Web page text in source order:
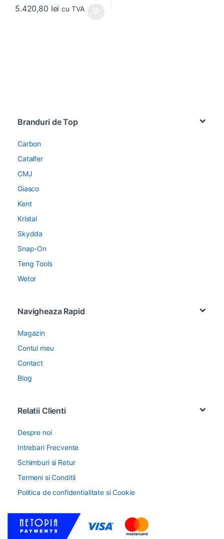
5.420,80 lei cu TVA
Branduri de Top
Carbon
Catalfer
CMJ
Giasco
Kent
Kristal
Skydda
Snap-On
Teng Tools
Wetor
Navigheaza Rapid
Magazin
Contul meu
Contact
Blog
Relatii Clienti
Despre noi
Intrebari Frecvente
Schimburi si Retur
Termeni si Conditii
Politica de confidentialitate si Cookie